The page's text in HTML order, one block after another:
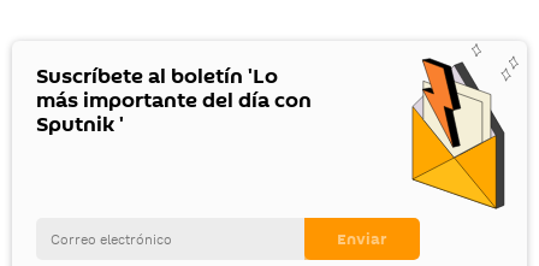
Suscríbete al boletín 'Lo
más importante del día con
Sputnik '